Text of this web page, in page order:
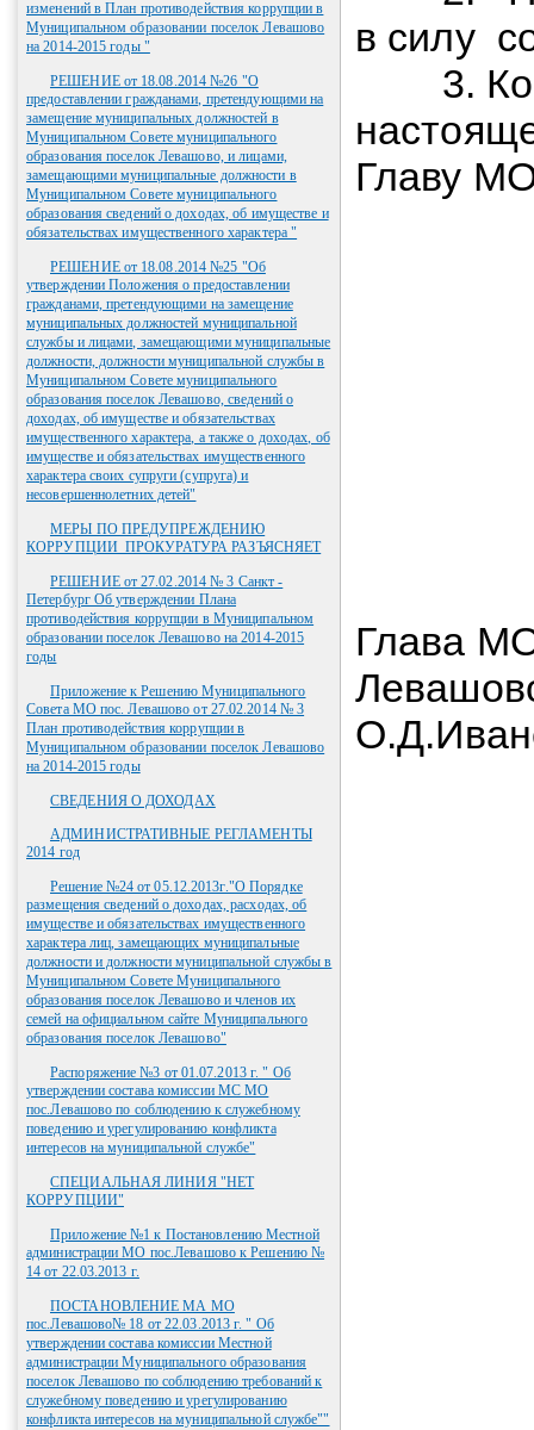
изменений в План противодействия коррупции в
Муниципальном образовании поселок Левашово
на 2014-2015 годы "
РЕШЕНИЕ от 18.08.2014 №26 "О
предоставлении гражданами, претендующими на
замещение муниципальных должностей в
Муниципальном Совете муниципального
образования поселок Левашово, и лицами,
замещающими муниципальные должности в
Муниципальном Совете муниципального
образования сведений о доходах, об имуществе и
обязательствах имущественного характера "
РЕШЕНИЕ от 18.08.2014 №25 "Об
утверждении Положения о предоставлении
гражданами, претендующими на замещение
муниципальных должностей муниципальной
службы и лицами, замещающими муниципальные
должности, должности муниципальной службы в
Муниципальном Совете муниципального
образования поселок Левашово, сведений о
доходах, об имуществе и обязательствах
имущественного характера, а также о доходах, об
имуществе и обязательствах имущественного
характера своих супруги (супруга) и
несовершеннолетних детей"
МЕРЫ ПО ПРЕДУПРЕЖДЕНИЮ
КОРРУПЦИИ_ПРОКУРАТУРА РАЗЪЯСНЯЕТ
РЕШЕНИЕ от 27.02.2014 № 3 Санкт -
Петербург Об утверждении Плана
противодействия коррупции в Муниципальном
образовании поселок Левашово на 2014-2015
годы
Приложение к Решению Муниципального
Совета МО пос. Левашово от 27.02.2014 № 3
План противодействия коррупции в
Муниципальном образовании поселок Левашово
на 2014-2015 годы
СВЕДЕНИЯ О ДОХОДАХ
АДМИНИСТРАТИВНЫЕ РЕГЛАМЕНТЫ
2014 год
Решение №24 от 05.12.2013г."О Порядке
размещения сведений о доходах, расходах, об
имуществе и обязательствах имущественного
характера лиц, замещающих муниципальные
должности и должности муниципальной службы в
Муниципальном Совете Муниципального
образования поселок Левашово и членов их
семей на официальном сайте Муниципального
образования поселок Левашово"
Распоряжение №3 от 01.07.2013 г. " Об
утверждении состава комиссии МС МО
пос.Левашово по соблюдению к служебному
поведению и урегулированию конфликта
интересов на муниципальной службе"
СПЕЦИАЛЬНАЯ ЛИНИЯ "НЕТ
КОРРУПЦИИ"
Приложение №1 к Постановлению Местной
администрации МО пос.Левашово к Решению №
14 от 22.03.2013 г.
ПОСТАНОВЛЕНИЕ МА МО
пос.Левашово№ 18 от 22.03.2013 г. " Об
утверждении состава комиссии Местной
администрации Муниципального образования
поселок Левашово по соблюдению требований к
служебному поведению и урегулированию
конфликта интересов на муниципальной службе""
в силу
3.
Главу
Глава